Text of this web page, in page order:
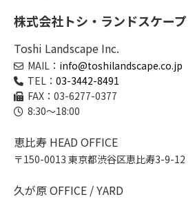
株式会社トシ・ランドスケープ
Toshi Landscape Inc.
MAIL： info@toshilandscape.co.jp
TEL： 03-3442-8491
FAX：03-6277-0377
8:30～18:00
恵比寿 HEAD OFFICE
〒150-0013 東京都渋谷区恵比寿3-9-12
久が原 OFFICE / YARD